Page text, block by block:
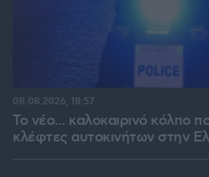
Το νέο... καλοκαιρινό κόλπο
κλέφτες αυτοκινήτων στην
08.08.2026, 18:57